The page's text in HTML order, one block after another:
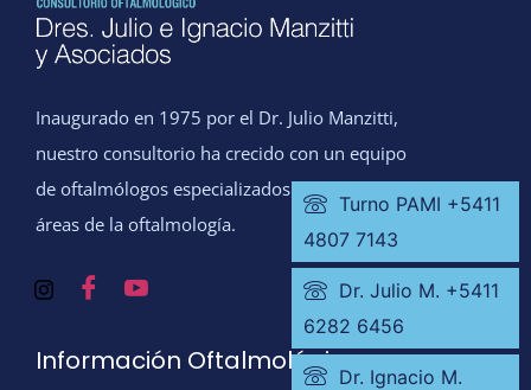
Inaugurado en 1975 por el Dr. Julio Manzitti,
nuestro consultorio ha crecido con un equipo
de oftalmólogos especializados en todas las
áreas de la oftalmología.
Información Oftalmológica
Turno PAMI +5411
4807 7143
Dr. Julio M. +5411
6282 6456
Dr. Ignacio M.